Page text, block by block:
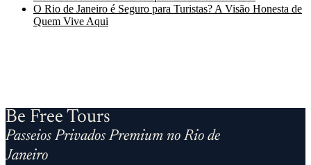
O Rio de Janeiro é Seguro para Turistas? A Visão Honesta de
Quem Vive Aqui
Be Free Tours
Passeios Privados Premium no Rio de
Janeiro